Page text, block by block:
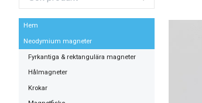
Hem
Neodymium magneter
Fyrkantiga & rektangulära magneter
Hålmagneter
Krokar